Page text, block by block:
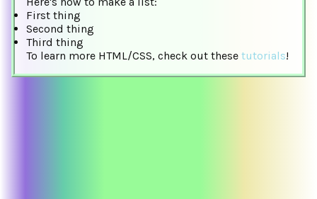
First thing
Second thing
Third thing
To learn more HTML/CSS, check out these tutorials!